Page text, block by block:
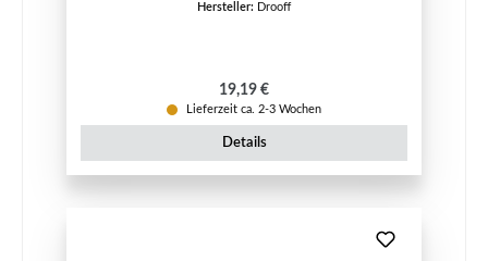
Hersteller: Drooff
Regulärer Preis:
19,19 €
Lieferzeit ca. 2-3 Wochen
Details